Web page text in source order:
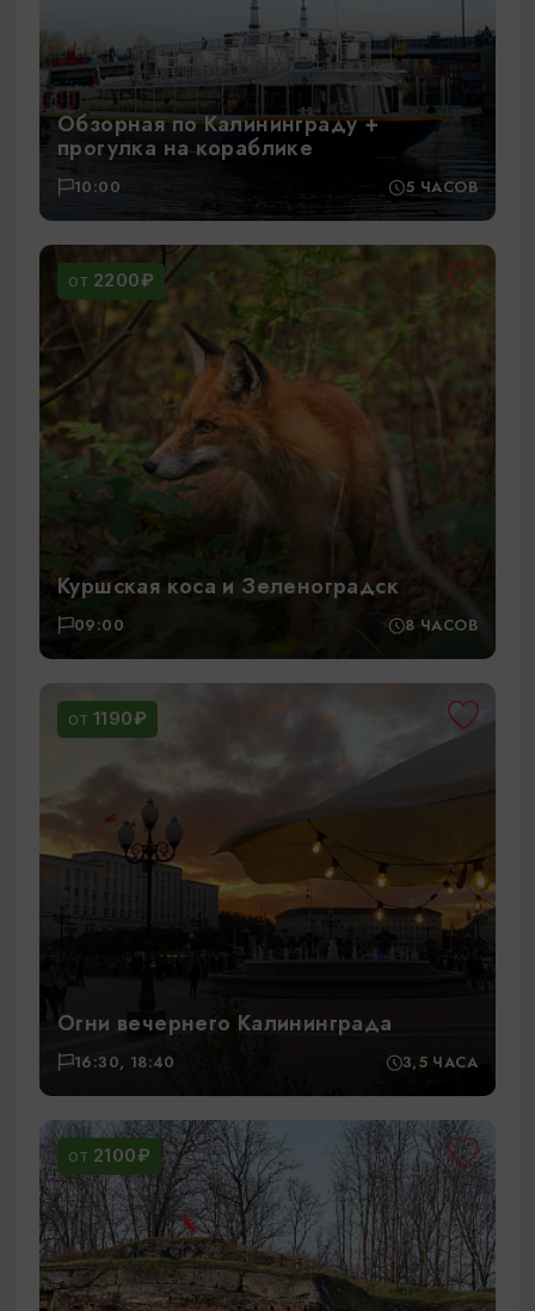
Обзорная по Калининграду +
прогулка на кораблике
10:00 5 ЧАСОВ
ОТ 2200₽
Куршская коса и Зеленоградск
09:00 8 ЧАСОВ
ОТ 1190₽
Огни вечернего Калининграда
16:30, 18:40 3,5 ЧАСА
ОТ 2100₽